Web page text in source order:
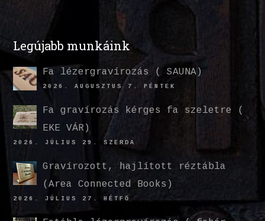
Legújabb munkáink
Fa lézergravírozás ( SAUNA)
2026. AUGUSZTUS 7. PÉNTEK
Fa gravírozás kérges fa szeletre (
EKE VÁR)
2026. JÚLIUS 29. SZERDA
Gravírozott, hajlított réztábla
(Area Connected Books)
2026. JÚLIUS 27. HÉTFŐ